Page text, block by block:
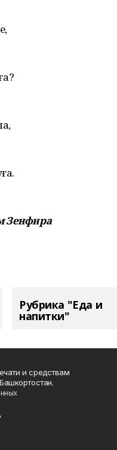
Зенфира
Рубрика "Еда и
напитки"
и средствам